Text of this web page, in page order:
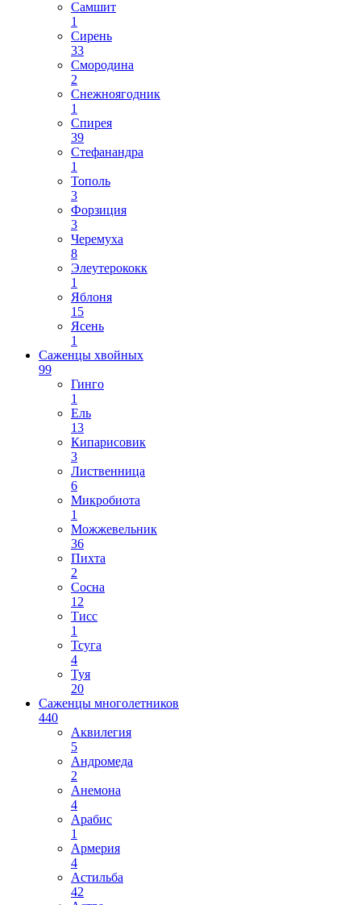
Самшит
1
Сирень
33
Смородина
2
Снежноягодник
1
Спирея
39
Стефанандра
1
Тополь
3
Форзиция
3
Черемуха
8
Элеутерококк
1
Яблоня
15
Ясень
1
Саженцы хвойных
99
Гинго
1
Ель
13
Кипарисовик
3
Лиственница
6
Микробиота
1
Можжевельник
36
Пихта
2
Сосна
12
Тисс
1
Тсуга
4
Туя
20
Саженцы многолетников
440
Аквилегия
5
Андромеда
2
Анемона
4
Арабис
1
Армерия
4
Астильба
42